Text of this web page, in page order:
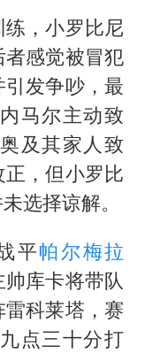
，小罗比尼
感觉被冒犯
发争吵，最
马尔主动致
及其家人致
，但小罗比
选择谅解。
平帕尔梅拉
帅库卡将带队
科莱塔，赛
点三十分打